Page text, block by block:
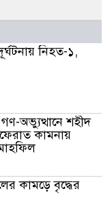
নিহত-১,
অভ্যুত্থানে শহীদ
কামনায়
কামড়ে বৃদ্ধের